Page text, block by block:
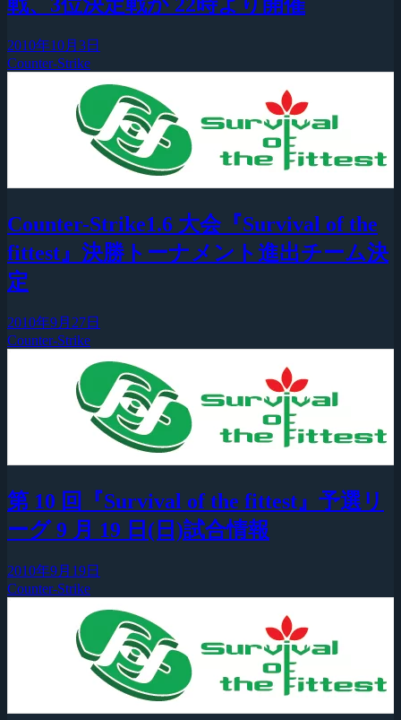
戦、3位決定戦が 22時より開催
2010年10月3日
Counter-Strike
Counter-Strike1.6 大会『Survival of the
fittest』決勝トーナメント進出チーム決
定
2010年9月27日
Counter-Strike
第 10 回『Survival of the fittest』予選リ
ーグ 9 月 19 日(日)試合情報
2010年9月19日
Counter-Strike